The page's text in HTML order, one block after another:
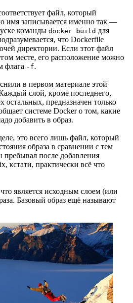
файл, который
имя записывается именно так —
команды docker build для
что Dockerfile
директории. Если этот файл
месте, его расположение можно
флага -f.
в первом материале этой
слой, кроме последнего,
остальных, предназначен только
системе Docker о том, какие
добавить в образ.
это всего лишь файл, который
образа в сравнении с тем
пребывал после добавления
кстати, практически всё что
является исходным слоем (или
Базовый образ ещё называют